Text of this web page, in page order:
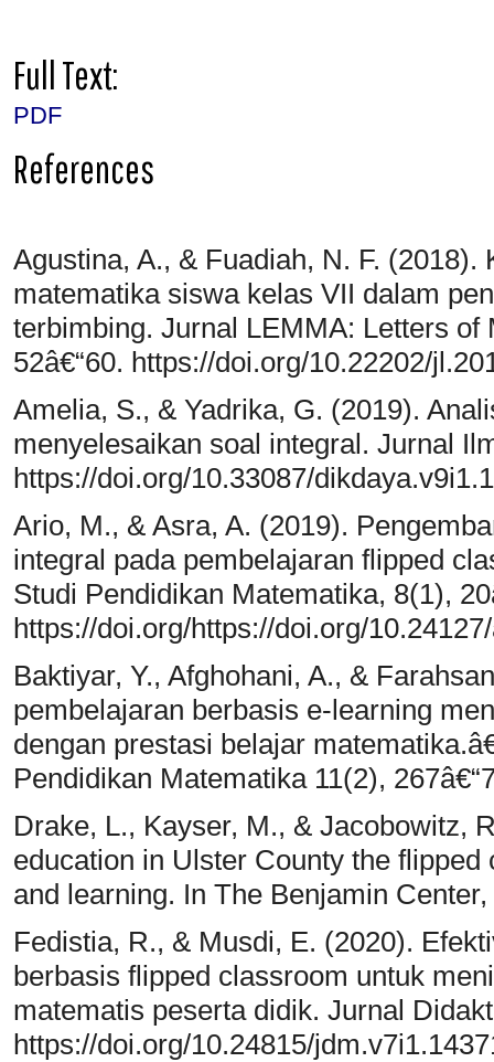
Full Text:
PDF
References
Agustina, A., & Fuadiah, N. F.
matematika siswa kelas VII dalam
terbimbing. Jurnal LEMMA: Letters
52â€“60. https://doi.org/10.22202/
Amelia, S., & Yadrika, G. (2019).
menyelesaikan soal integral. Jurnal
https://doi.org/10.33087/
Ario, M., & Asra, A. (2019).
integral pada pembelajaran flipped
Studi Pendidikan Matematika, 8(1),
https://doi.org/https://doi.org/
Baktiyar, Y., Afghohani, A., &
pembelajaran berbasis e-learning
dengan prestasi belajar
Pendidikan Matematika 11(2),
Drake, L., Kayser, M., & Jacobowitz,
education in Ulster County the
and learning. In The Benjamin
Fedistia, R., & Musdi, E. (2020).
berbasis flipped classroom untuk
matematis peserta didik. Jurnal
https://doi.org/10.24815/